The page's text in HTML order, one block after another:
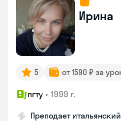
Ирина
5 от 1590 ₽ за
пгту • 1999 г.
Преподает